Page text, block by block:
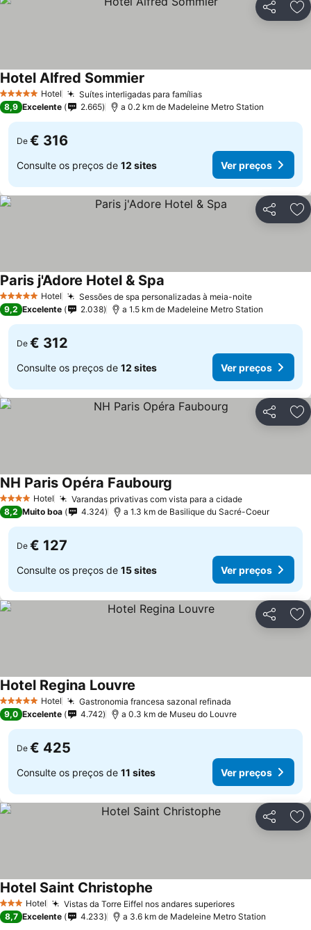
Partilhar
5 Estrelas Hotel Suítes interligadas para famílias
Hotel Alfred Sommier
8,9 Excelente 2.665 a 0.2 km de Madeleine Metro Station
De € 316
Consulte os preços de 12 sites Ver preços
Partilhar
5 Estrelas Hotel Sessões de spa personalizadas à meia-noite
Paris j'Adore Hotel & Spa
9,2 Excelente 2.038 a 1.5 km de Madeleine Metro Station
De € 312
Consulte os preços de 12 sites Ver preços
Partilhar
4 EstrelasHotel Varandas privativas com vista para a cidade
NH Paris Opéra Faubourg
8,2 Muito boa 4.324 a 1.3 km de Basilique du Sacré-Coeur
De € 127
Consulte os preços de 15 sites Ver preços
Partilhar
5 Estrelas Hotel Gastronomia francesa sazonal refinada
Hotel Regina Louvre
9,0 Excelente 4.742 a 0.3 km de Museu do Louvre
De € 425
Consulte os preços de 11 sites Ver preços
Partilhar
3 EstrelasHotel Vistas da Torre Eiffel nos andares superiores
Hotel Saint Christophe
8,7 Excelente 4.233 a 3.6 km de Madeleine Metro Station